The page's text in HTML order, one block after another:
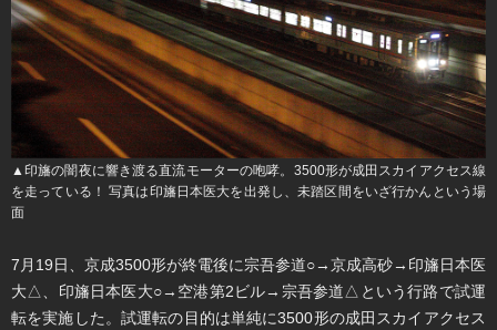
▲印旛の闇夜に響き渡る直流モーターの咆哮。3500形が成田スカイアクセス線
を走っている！ 写真は印旛日本医大を出発し、未踏区間をいざ行かんという場
面
7月19日、京成3500形が終電後に宗吾参道○→京成高砂→印旛日本医
大△、印旛日本医大○→空港第2ビル→宗吾参道△という行路で試運
転を実施した。試運転の目的は単純に3500形の成田スカイアクセス